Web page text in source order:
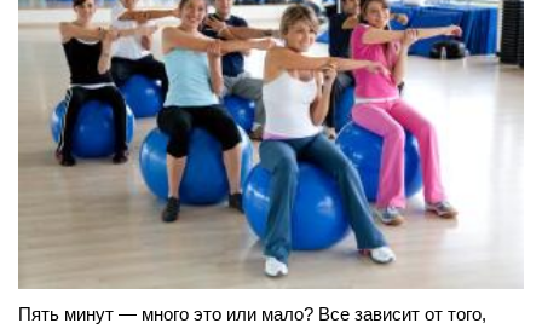
Пять минут — много это или мало? Все зависит от того,